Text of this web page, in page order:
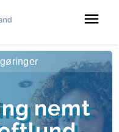
menu
nemt